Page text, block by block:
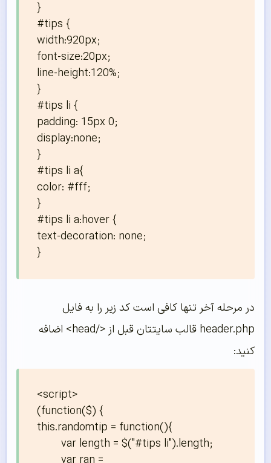
}
#tips {
width:920px;
font-size:20px;
line-height:120%;
}
#tips li {
padding: 15px 0;
display:none;
}
#tips li a{
color: #fff;
}
#tips li a:hover {
text-decoration: none;
}
در مرحله آخر تنها کافی است کد زیر را به فایل
header.php قالب سایتتان قبل از </head> اضافه
کنید:
<script>
(function($) {
this.randomtip = function(){